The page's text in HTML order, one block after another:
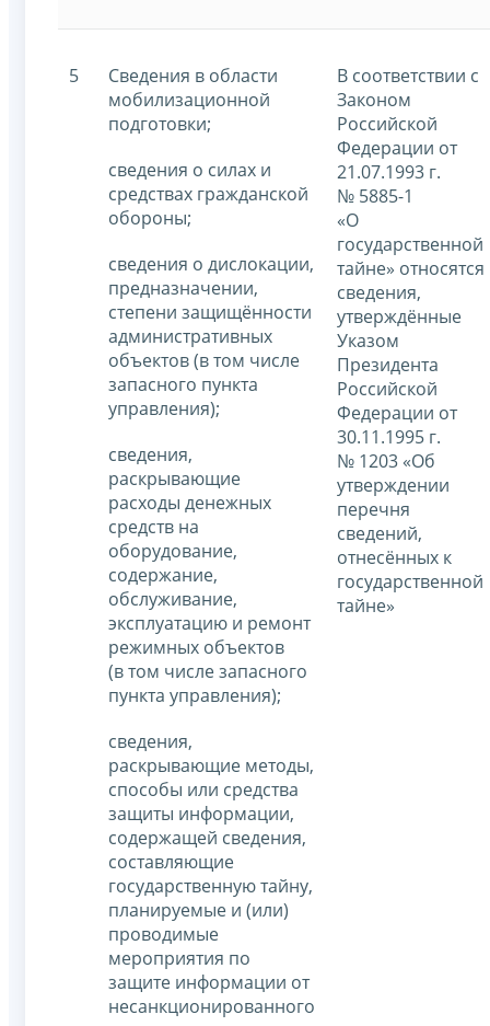
5
Сведения в области
мобилизационной
подготовки;
сведения о силах и
средствах гражданской
обороны;
сведения о дислокации,
предназначении,
степени защищённости
административных
объектов (в том числе
запасного пункта
управления);
сведения,
раскрывающие
расходы денежных
средств на
оборудование,
содержание,
обслуживание,
эксплуатацию и ремонт
режимных объектов
(в том числе запасного
пункта управления);
сведения,
раскрывающие методы,
способы или средства
защиты информации,
содержащей сведения,
составляющие
государственную тайну,
планируемые и (или)
проводимые
мероприятия по
защите информации от
несанкционированного
В соответствии с
Законом
Российской
Федерации от
21.07.1993 г.
№ 5885-1
«О
государственной
тайне» относятся
сведения,
утверждённые
Указом
Президента
Российской
Федерации от
30.11.1995 г.
№ 1203 «Об
утверждении
перечня
сведений,
отнесённых к
государственной
тайне»